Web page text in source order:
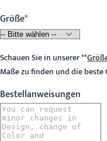
Größe
Schauen Sie in unserer**
Maße zu finden und die
Bestellanweisungen